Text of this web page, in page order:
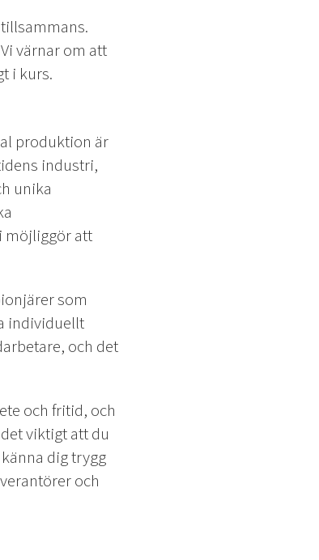
värnar om att
i kurs.
produktion är
industri,
unika
möjliggör att
som
individuellt
och det
och fritid, och
viktigt att du
dig trygg
och